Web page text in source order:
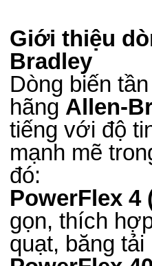
Giới thiệu
Bradley
Dòng biến
hãng Allen-
tiếng với độ
mạnh mẽ
đó:
PowerFlex 4
gọn, thích
quạt, băng tải